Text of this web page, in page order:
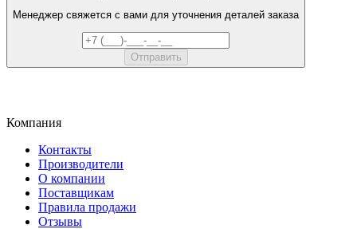
Менеджер свяжется с вами для уточнения деталей заказа
Компания
Контакты
Производители
О компании
Поставщикам
Правила продажи
Отзывы